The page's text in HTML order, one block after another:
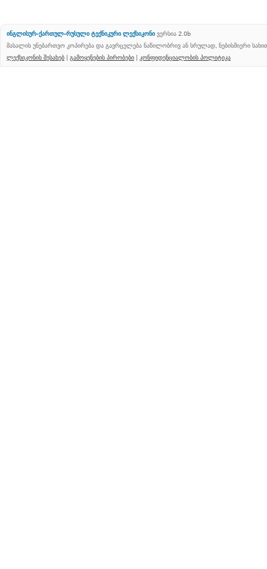
ინგლისურ-ქართულ-რუსული ტექნიკური ლექსიკონი ვერსია 2.0b
მასალის უნებართვო კოპირება და გავრცელება ნაწილობრივ ან სრულად, ნებისმიერი
ლექსიკონის შესახებ | გამოყენების პირობები | კონფიდენციალობის პოლიტიკა